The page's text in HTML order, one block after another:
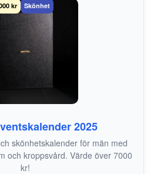
kr Skönhet
2025
skönhetskalender för män med
och kroppsvård. Värde över 7000
kr!